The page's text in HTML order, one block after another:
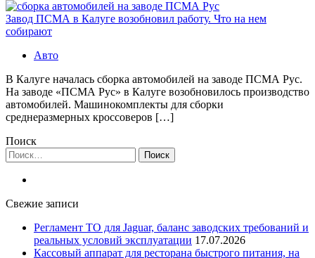
Завод ПСМА в Калуге возобновил работу. Что на нем
собирают
Авто
В Калуге началась сборка автомобилей на заводе ПСМА Рус.
На заводе «ПСМА Рус» в Калуге возобновилось производство
автомобилей. Машинокомплекты для сборки
среднеразмерных кроссоверов […]
Поиск
Найти:
Свежие записи
Регламент ТО для Jaguar, баланс заводских требований и
реальных условий эксплуатации 17.07.2026
Кассовый аппарат для ресторана быстрого питания, на